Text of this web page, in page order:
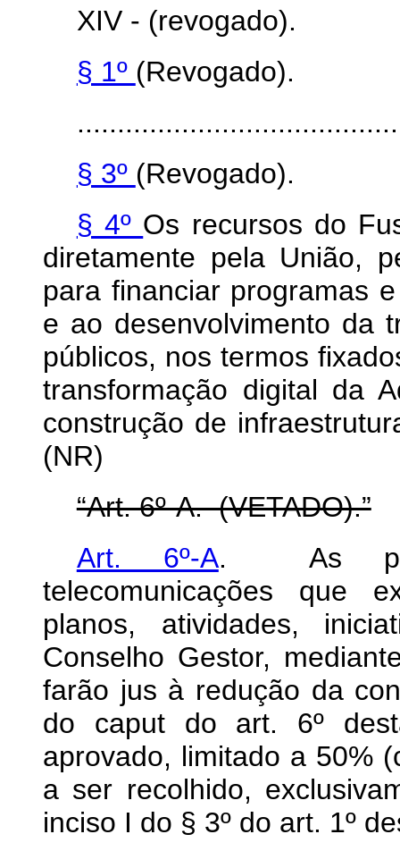
XIV - (revogado).
§ 1º (Revogado).
§ 3º (Revogado).
§ 4º Os recursos do
diretamente pela União,
para financiar programas
e ao desenvolvimento da
públicos, nos termos
transformação digital da
construção de
(NR)
“Art. 6º-A. (VETADO).”
Art. 6º-A. As
telecomunicações que
planos, atividades,
Conselho Gestor,
farão jus à redução da
do caput do art. 6º
aprovado, limitado a 50%
a ser recolhido,
inciso I do § 3º do art. 1º